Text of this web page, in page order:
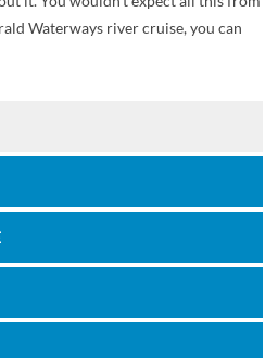
Waterways river cruise, you can